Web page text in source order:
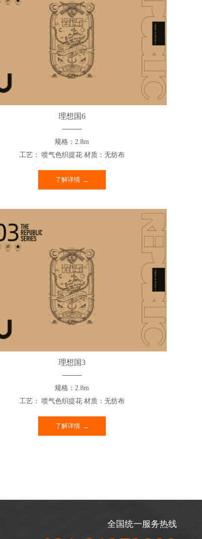
理想国6
规格：2.8m
工艺： 喷气色织提花 材质：无纺布
了解详情
理想国3
规格：2.8m
工艺： 喷气色织提花 材质：无纺布
了解详情
全国统一服务热线